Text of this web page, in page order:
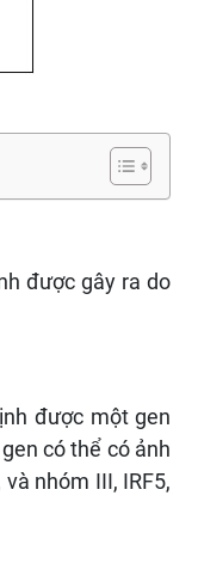
được gây ra do
được một gen
có thể có ảnh
nhóm III, IRF5,